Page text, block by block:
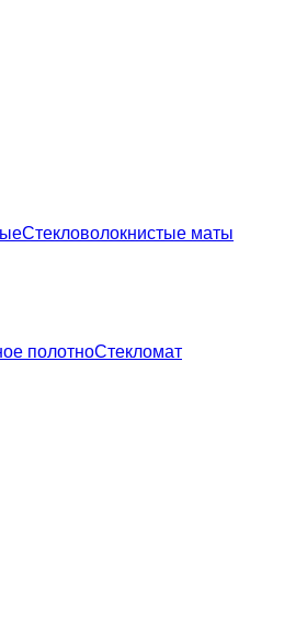
Стекловолокнистые маты
полотноСтекломат